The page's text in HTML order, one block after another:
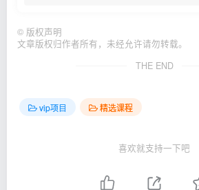
© 版权声明
文章版权归作者所有，未经允许请勿转载。
THE END
vip项目 精选课程
喜欢就支持一下吧